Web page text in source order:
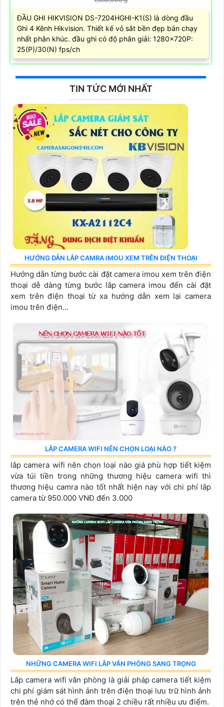
ĐẦU GHI HIKVISION DS-7204HGHI-K1(S) là dòng đầu
Ghi 4 Kênh Hikvision. Thiết kế vỏ sắt bền đẹp bán chạy
nhất phân khúc. đầu ghi có độ phân giải: 1280×720P:
25(P)/30(N) fps/ch
TIN TỨC MỚI NHẤT
HƯỚNG DẪN LẮP CAMRA IMOU XEM TRÊN ĐIỆN THOẠI
Hướng dẫn từng bước cài đặt camera imou xem trên điện
thoại dễ dàng từng bước lắp camera imou đến cài đặt
xem trên điện thoại từ xa hướng dẫn xem lại camera
imou trên điện...
LẮP CAMERA WIFI NÊN CHỌN LOẠI NÀO ?
lắp camera wifi nên chọn loại nào giá phù hợp tiết kiệm
vừa túi tiền trong những thương hiệu camera wifi thì
thương hiệu camra nào tốt nhất hiện nay với chi phí lắp
camera từ 950.000 VNĐ đến 3.000
NHỮNG CAMERA WIFI LẮP VĂN PHÒNG SANG TRỌNG
Lắp camera wifi văn phòng là giải pháp camera tiết kiệm
chi phí giám sát hình ảnh trên điện thoại lưu trữ hình ảnh
trên thẻ nhớ có thể đàm thoại 2 chiều rất nhiều ưu điểm.